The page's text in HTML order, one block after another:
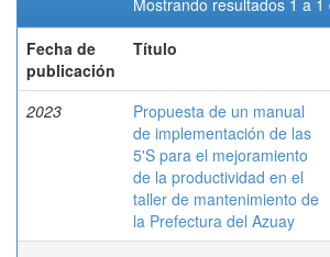
Mostrando resultados 1 a 1
Fecha de
publicación
Título
2023
Propuesta de un manual
de implementación de las
5'S para el mejoramiento
de la productividad en el
taller de mantenimiento de
la Prefectura del Azuay